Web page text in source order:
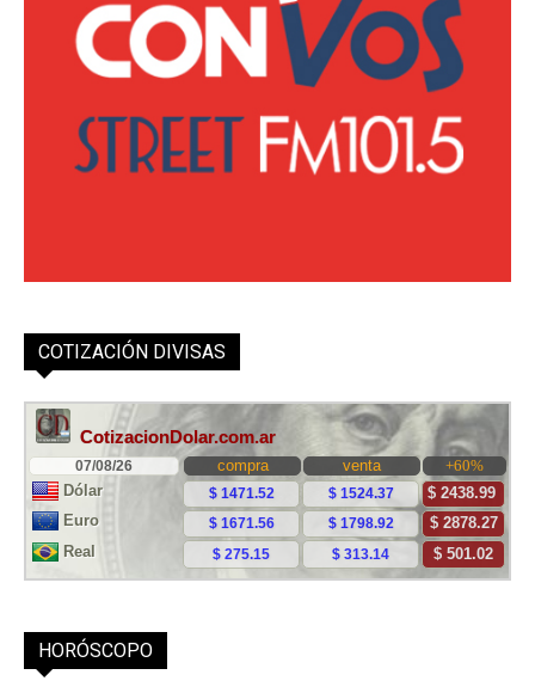
COTIZACIÓN DIVISAS
HORÓSCOPO